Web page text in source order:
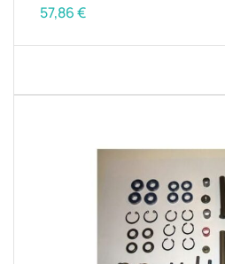
57,86€